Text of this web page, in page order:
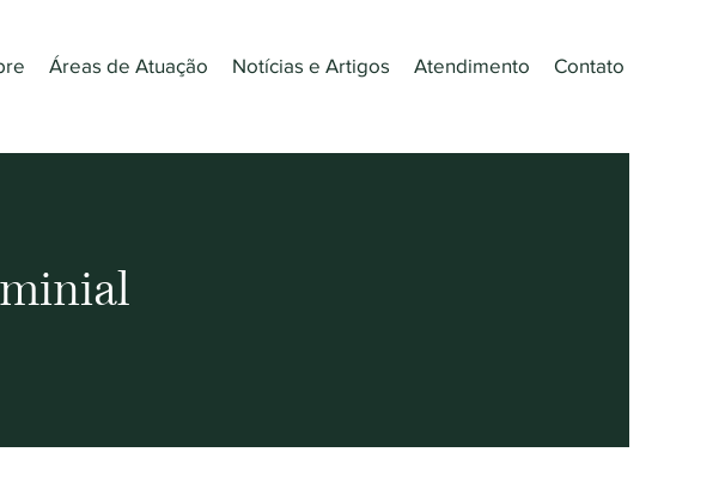
Áreas de Atuação Notícias e Artigos Atendimento Contato